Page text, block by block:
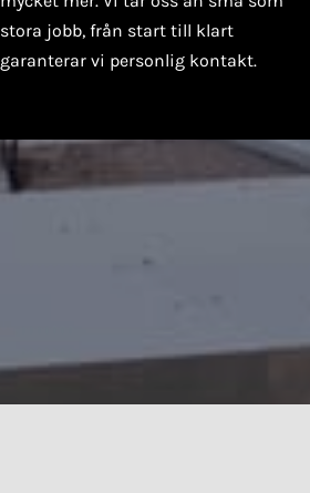
stora jobb, från start till klart
garanterar vi personlig kontakt.